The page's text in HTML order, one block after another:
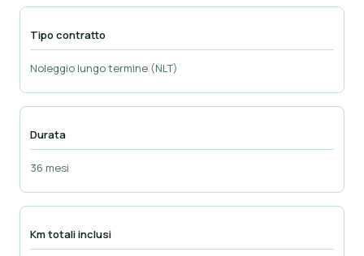
Tipo contratto
Noleggio lungo termine (NLT)
Durata
36 mesi
Km totali inclusi